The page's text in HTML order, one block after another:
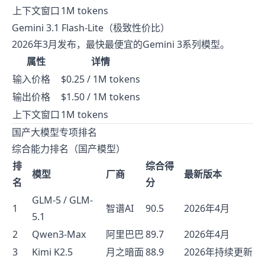
上下文窗口 1M tokens
Gemini 3.1 Flash-Lite（极致性价比）
2026年3月发布，最快最便宜的Gemini 3系列模型。
属性
详情
输入价格
$0.25 / 1M tokens
输出价格
$1.50 / 1M tokens
上下文窗口 1M tokens
国产大模型专项排名
综合能力排名（国产模型）
排
名
模型 厂商
综合得
分
最新版本
1
GLM-5 / GLM-
5.1
智谱AI 90.5
2026年4月
2
Qwen3-Max 阿里巴巴89.7
2026年4月
3
Kimi K2.5 月之暗面88.9
2026年持续更新